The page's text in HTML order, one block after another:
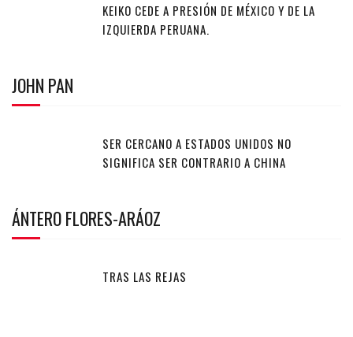
KEIKO CEDE A PRESIÓN DE MÉXICO Y DE LA
IZQUIERDA PERUANA.
JOHN PAN
SER CERCANO A ESTADOS UNIDOS NO
SIGNIFICA SER CONTRARIO A CHINA
ÁNTERO FLORES-ARÁOZ
TRAS LAS REJAS